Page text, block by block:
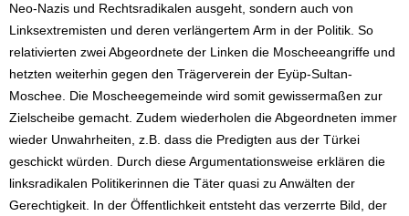
Neo-Nazis und Rechtsradikalen ausgeht, sondern auch von
Linksextremisten und deren verlängertem Arm in der Politik. So
relativierten zwei Abgeordnete der Linken die Moscheeangriffe und
hetzten weiterhin gegen den Trägerverein der Eyüp-Sultan-
Moschee. Die Moscheegemeinde wird somit gewissermaßen zur
Zielscheibe gemacht. Zudem wiederholen die Abgeordneten immer
wieder Unwahrheiten, z.B. dass die Predigten aus der Türkei
geschickt würden. Durch diese Argumentationsweise erklären die
linksradikalen Politikerinnen die Täter quasi zu Anwälten der
Gerechtigkeit. In der Öffentlichkeit entsteht das verzerrte Bild, der